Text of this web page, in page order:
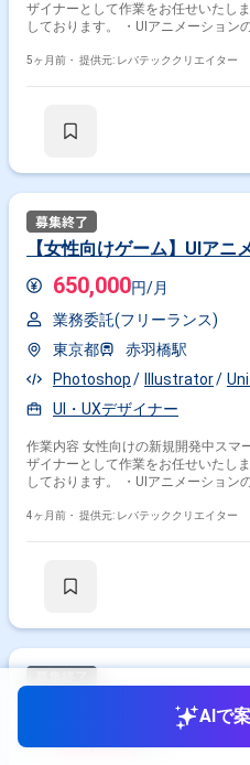
ザイナーとして作業をお任せいたし
しております。 ・UIアニメーション
5ヶ月前・ 提供元: レバテッククリエイター
【女性向けゲーム】UIアニ
650,000円/月
業務委託(フリーランス)
東京都
赤羽橋駅
Photoshop
Illustrator
UI・UXデザイナー
作業内容 女性向けの新規開発中スマ
ザイナーとして作業をお任せいたし
しております。 ・UIアニメーション
4ヶ月前・ 提供元: レバテッククリエイター
【アニメ会社】撮影サポー
500,000
AIで